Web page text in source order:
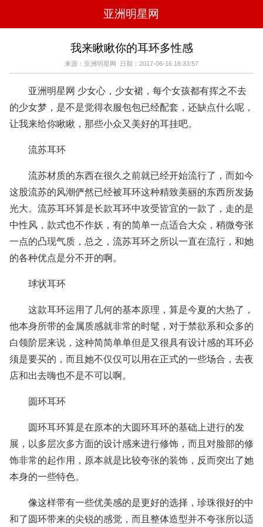
亚洲明星网
综艺
八卦 华人男明星
韩国男明星
欧美女明星
欧美男明星 泰国女明星 体育明星
我来瞅瞅你的耳环多性感
来源：亚洲明星网 日期：2017-06-16 16:33:57
亚洲明星网 少女心，少女裙，每个女孩都有挥之不去
的少女梦，是不是觉得衣服包包已经配套，还缺点什么呢，
让我来给你瞅瞅，那些小众又美好的耳挂吧。
流苏耳环
流苏材质的东西在很久之前就已经开始流行了，而如今
这股流苏的风潮俨然已经被耳环这种精致美丽的东西所发扬
光大。流苏耳环算是长款耳环中攻受皆宜的一款了，走的是
中性风，款式也不作妖，有的简单一点适合大众，稍微夸张
一点的凸现气质，总之，流苏耳环之所以一直在流行，和她
的各种优点是分不开的啊。
球状耳环
这款耳环运用了几何的基本原理，算是今夏的大热了，
他本身所带的金属质感就非常的时髦，对于禁欲系和众多的
白领阶层来说，这种简简单单但是又很具有设计感的耳环必
须是要买的，而且她不仅仅可以用在正式的一些场合，去夜
店和出去嗨也不是不可以啊。
圆环耳环
圆环耳环算是在原本的大圆环耳环的基础上进行的发
展，以多层次多方面的设计感来进行修饰，而且对脸部的修
饰非常的起作用，原本就是比较夸张的装饰，反而突出了她
本身的一些特色。
像这样带有一些优美感的是更好的选择，珍珠很好的中
和了圆环带来的尖锐的感觉，而且整体造型并不夸张所以适